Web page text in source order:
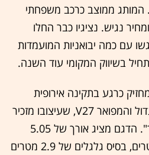
המותג ממוצב כרכב משפחתי
נגיש. נציגיו כבר החלו
עם כמה יבואניות המועמדות
בשיווק המקומי עוד השנה.
כרגע בתקינה אירופית
מלאה הוא הקרוס־אובר הגדול והמפואר V27, שעיצובו מזכיר
מאוד את לנדרובר "דיפנדר". הדגם מציג אורך של 5.05
מטרים, גובה של כ־1.9 מטרים, בסיס גלגלים של 2.9 מטרים